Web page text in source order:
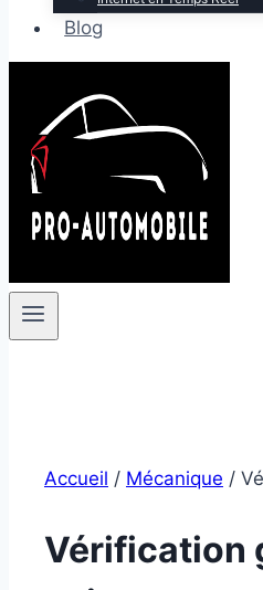
Blog
Accueil / Mécanique /
Vérification